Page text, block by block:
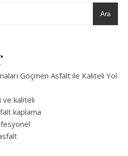
Ara
Göçmen Asfalt ile Kaliteli Yol
ve kaliteli
kaplama